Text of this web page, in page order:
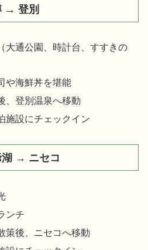
→ 登別
大通公園、時計台、すすきの
や海鮮丼を堪能
、登別温泉へ移動
施設にチェックイン
→ ニセコ
ンチ
策後、ニセコへ移動